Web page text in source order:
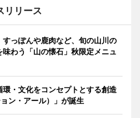
リリース
すっぽんや鹿肉など、旬の山川の
わう「山の懐石」秋限定メニュ
・文化をコンセプトとする創造
ン・アール）」が誕生